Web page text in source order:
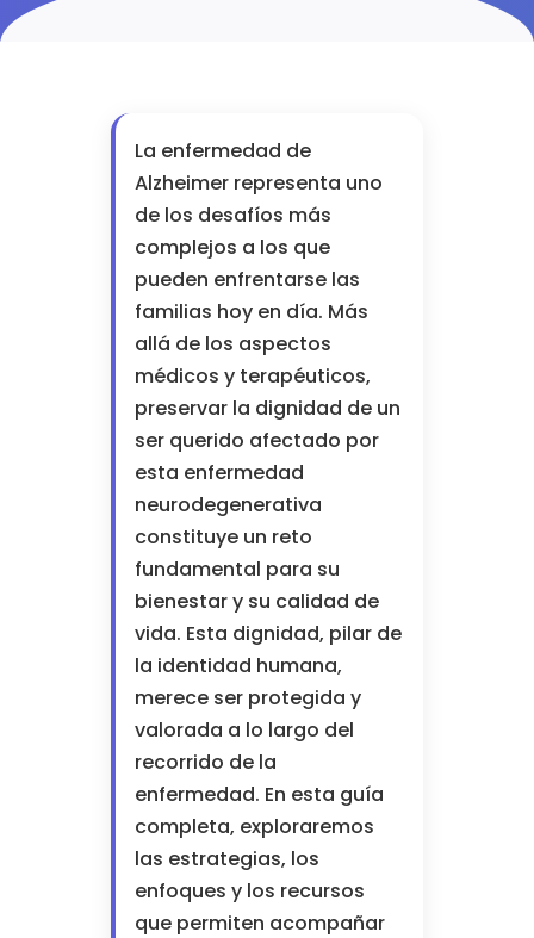
La enfermedad de
Alzheimer representa uno
de los desafíos más
complejos a los que
pueden enfrentarse las
familias hoy en día. Más
allá de los aspectos
médicos y terapéuticos,
preservar la dignidad de un
ser querido afectado por
esta enfermedad
neurodegenerativa
constituye un reto
fundamental para su
bienestar y su calidad de
vida. Esta dignidad, pilar de
la identidad humana,
merece ser protegida y
valorada a lo largo del
recorrido de la
enfermedad. En esta guía
completa, exploraremos
las estrategias, los
enfoques y los recursos
que permiten acompañar